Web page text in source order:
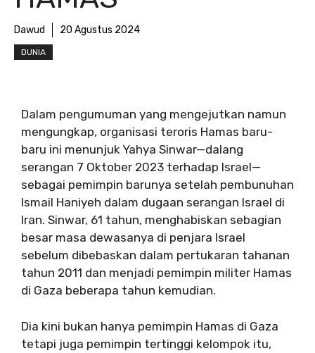
Dawud 20 Agustus 2024
DUNIA
Dalam pengumuman yang mengejutkan namun
mengungkap, organisasi teroris Hamas baru-
baru ini menunjuk Yahya Sinwar—dalang
serangan 7 Oktober 2023 terhadap Israel—
sebagai pemimpin barunya setelah pembunuhan
Ismail Haniyeh dalam dugaan serangan Israel di
Iran. Sinwar, 61 tahun, menghabiskan sebagian
besar masa dewasanya di penjara Israel
sebelum dibebaskan dalam pertukaran tahanan
tahun 2011 dan menjadi pemimpin militer Hamas
di Gaza beberapa tahun kemudian.
Dia kini bukan hanya pemimpin Hamas di Gaza
tetapi juga pemimpin tertinggi kelompok itu,